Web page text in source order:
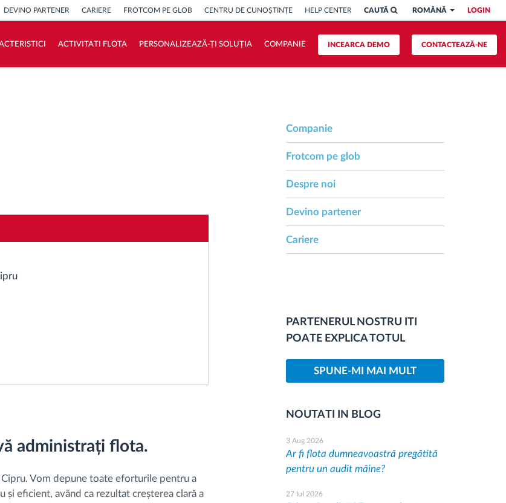
LOGIN
ROMÂNĂ
CAUTĂ
DEVINO PARTENER CARIERE FROTCOM PE GLOB CENTRU DE CUNOȘTINȚE HELP CENTER
CONTACTEAZĂ-NE
INCEARCA DEMO
ACTIVITATI FLOTA PERSONALIZEAZĂ-ȚI SOLUȚIA COMPANIE
administrați flota.
Vom depune toate eforturile pentru a
eficient, având ca rezultat creșterea clară a
Companie
Frotcom pe glob
Despre noi
Devino partener
Cariere
PARTENERUL NOSTRU ITI
POATE EXPLICA TOTUL
SPUNE-MI MAI MULT
NOUTATI IN BLOG
3 Aug 2026
Ar fi flota dumneavoastră pregătită
pentru un audit mâine?
27 Iul 2026